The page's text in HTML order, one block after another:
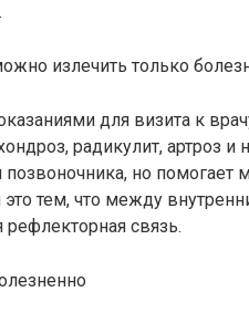
излечить только
для визита к
радикулит, артроз и
но помогает
это тем, что между
рефлекторная связь.